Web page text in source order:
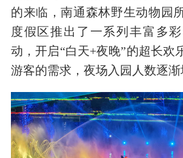
的来临，南通森林野生动物园
度假区推出了一系列丰富多
动，开启“白天+夜晚”的超长欢
游客的需求，夜场入园人数逐渐